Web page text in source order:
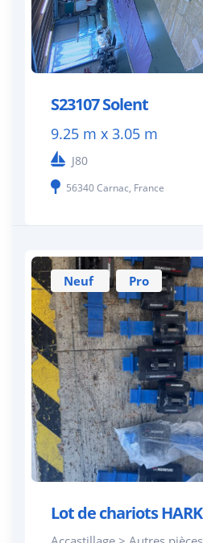
S23107 Solent
9.25 m x 3.05 m
J80
56340 Carnac, France
Neuf Pro